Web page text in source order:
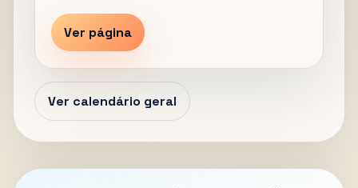
Ver página
Ver calendário geral